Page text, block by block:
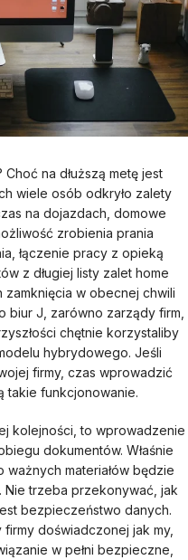
na dłuższą metę jest
wiele osób odkryło zalety
na dojazdach, domowe
zrobienia prania
łączenie pracy z opieką
z długiej listy zalet home
zamknięcia w obecnej chwili
biur J, zarówno zarządy firm,
chętnie korzystaliby
hybrydowego. Jeśli
firmy, czas wprowadzić
takie funkcjonowanie.
kolejności, to wprowadzenie
dokumentów. Właśnie
materiałów będzie
Nie trzeba przekonywać, jak
bezpieczeństwo danych.
doświadczonej jak my,
w pełni bezpieczne,